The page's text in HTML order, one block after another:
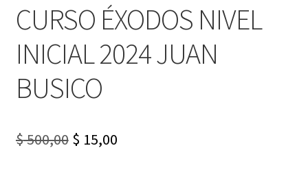
CURSO ÉXODOS NIVEL
INICIAL 2024 JUAN
BUSICO
$500,00 Original
$ 15,00Current